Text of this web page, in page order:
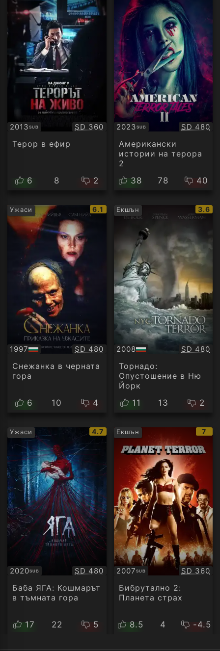
2013SUB
Субтитри Качество:
SD 360
Терор в ефир
6 8 2
2023SUB
Субтитри SD 480
Американски
истории на терора
2
38
78 40
Ужаси
IMDb
рейтинг:
6.1
1997
БГ
аудио
Качество:
SD 480
Снежанка в черната
гора
6 10 4
Екшън
IMDb
3.6
2008
БГ
аудио
SD 480
Торнадо:
Oпустошение в Ню
Йорк
11
13 2
Ужаси
IMDb
рейтинг:
4.7
2020SUB
Субтитри Качество:
SD 480
Баба ЯГА: Кошмарът
в тъмната гора
17 22 5
Екшън 7
2007SUB
Субтитри SD 360
Бибрутално 2:
Планета страх
8.5 4 -4.5